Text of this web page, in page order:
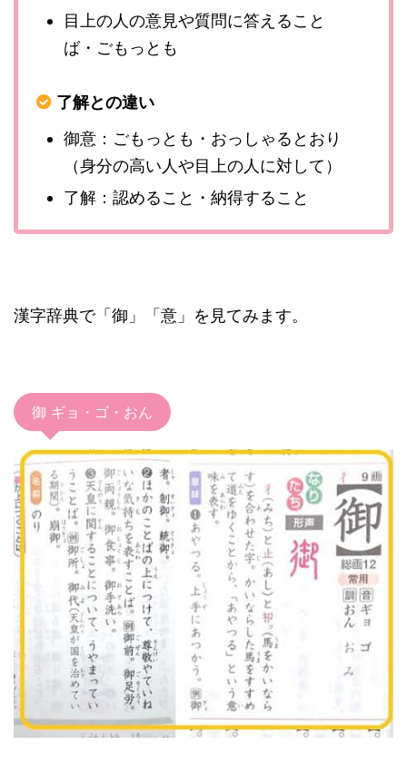
目上の人の意見や質問に答えること
ば・ごもっとも
了解との違い
御意：ごもっとも・おっしゃるとおり
（身分の高い人や目上の人に対して）
了解：認めること・納得すること
漢字辞典で「御」「意」を見てみます。
御 ギョ・ゴ・おん